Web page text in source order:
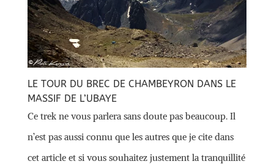
LE TOUR DU BREC DE CHAMBEYRON DANS LE
MASSIF DE L’UBAYE
Ce trek ne vous parlera sans doute pas beaucoup. Il
n’est pas aussi connu que les autres que je cite dans
cet article et si vous souhaitez justement la tranquillité